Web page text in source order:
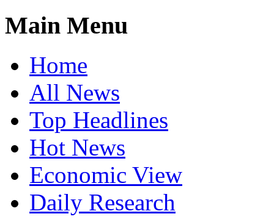
Main Menu
Home
All News
Top Headlines
Hot News
Economic View
Daily Research